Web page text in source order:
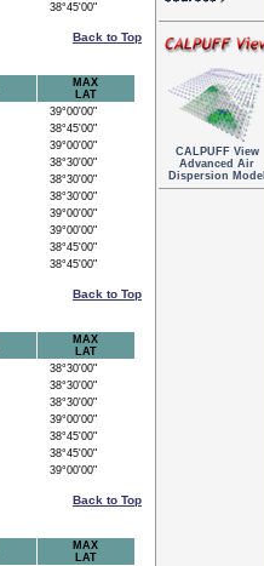
38°45'00"
Back to Top
MAX
LAT
39°00'00"
38°45'00"
39°00'00"
38°30'00"
38°30'00"
38°30'00"
39°00'00"
39°00'00"
38°45'00"
38°45'00"
Back to Top
MAX
LAT
38°30'00"
38°30'00"
38°30'00"
39°00'00"
38°45'00"
38°45'00"
39°00'00"
Back to Top
MAX
LAT
CALPUFF View
Advanced Air
Dispersion Model